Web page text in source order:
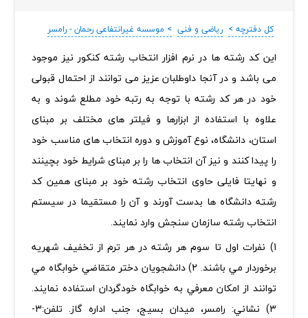
کل دفترچه > ریاضی و فنی > موسسه غیرانتفاعی رحمان - رامسر
‏این کد رشته ها در نرم افزار انتخاب رشته کنکور نیز موجود
می باشد و در آنجا داوطلبان عزیز می توانند از احتمال قبولی
خود در هر کد رشته با توجه به رتبه خود مطلع شوند و به
علاوه با استفاده از ابزارها و فیلتر های مختلف بر مبنای
استان، دانشگاه، نوع آموزش و دوره انتخاب های مناسب خود
را پیدا کنند و نیز آن انتخاب ها را بر مبنای شرایط خود بچینند
و نهایتا فایلی حاوی انتخاب رشته خود بر مبنای همین کد
رشته دانشگاه ها بدست آورند و آن را مستقیما در سیستم
انتخاب رشته سازمان سنجش وارد نمایند.
1) نفرات اول تا سوم هر رشته در هر ترم از تخفيف شهريه
برخوردار مي باشند. 2) دانشجويان دختر متقاضي خوابگاه مي
توانند از امكان معرفي به خوابگاه خودگردان استفاده نمايند.
3) نشاني: رامسر، ميدان بسيج، جنب اداره گاز. تلفن:3-